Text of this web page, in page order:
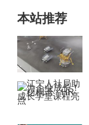
本站推荐